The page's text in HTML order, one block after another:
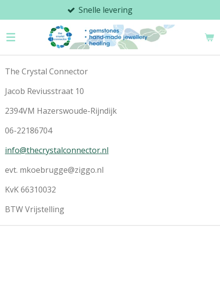
direct
naar
Snelle levering
The Crystal Connector
Jacob Reviusstraat 10
2394VM Hazerswoude-Rijndijk
06-22186704
info@thecrystalconnector.nl
evt. mkoebrugge@ziggo.nl
KvK 66310032
BTW Vrijstelling